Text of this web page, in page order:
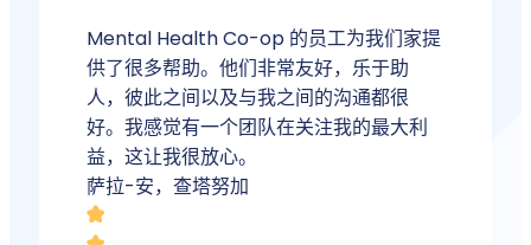
Mental Health Co-op 的员工为我们家提
供了很多帮助。他们非常友好，乐于助
人，彼此之间以及与我之间的沟通都很
好。我感觉有一个团队在关注我的最大利
益，这让我很放心。
萨拉-安，查塔努加